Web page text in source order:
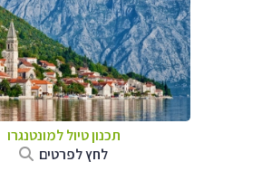
תכנון טיול למונטנגרו
לחץ לפרטים